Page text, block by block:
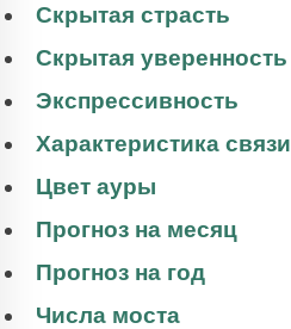
Скрытая страсть
Скрытая уверенность
Экспрессивность
Характеристика связи
Цвет ауры
Прогноз на месяц
Прогноз на год
Числа моста